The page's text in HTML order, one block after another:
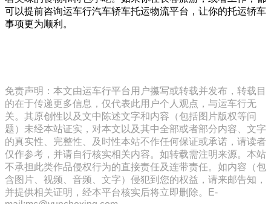
可以提前咨询运车行汽车轿车托运物流平台，让你的托运轿车
事项更为顺利。
免责声明：本文由运车行平台用户攥写或转载并发布，转载目
的在于传递更多信息，仅代表此用户个人观点，与运车行无
关。其原创性以及文中陈述文字和内容（包括图片版权等问
题）未经本站证实，对本文以及其中全部或者部分内容、文字
的真实性、完整性、及时性本站不作任何保证或承诺，请读者
仅作参考，并请自行核实相关内容。如转载需注明来源。本站
不承担此类作品侵权行为的直接责任及连带责任。如内容（包
含图片、视频、音频、文字）侵犯到您的权益，请来邮告知，
并提供相关证明，经本平台核实后将立即删除。E-